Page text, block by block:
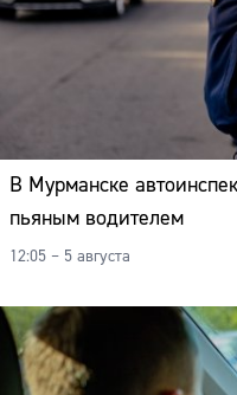
В Мурманске
пьяным водителем
12:05 – 5 августа